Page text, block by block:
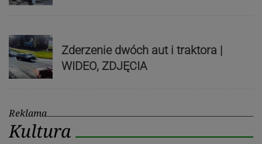
Zderzenie dwóch aut i traktora |
WIDEO, ZDJĘCIA
Reklama
Kultura